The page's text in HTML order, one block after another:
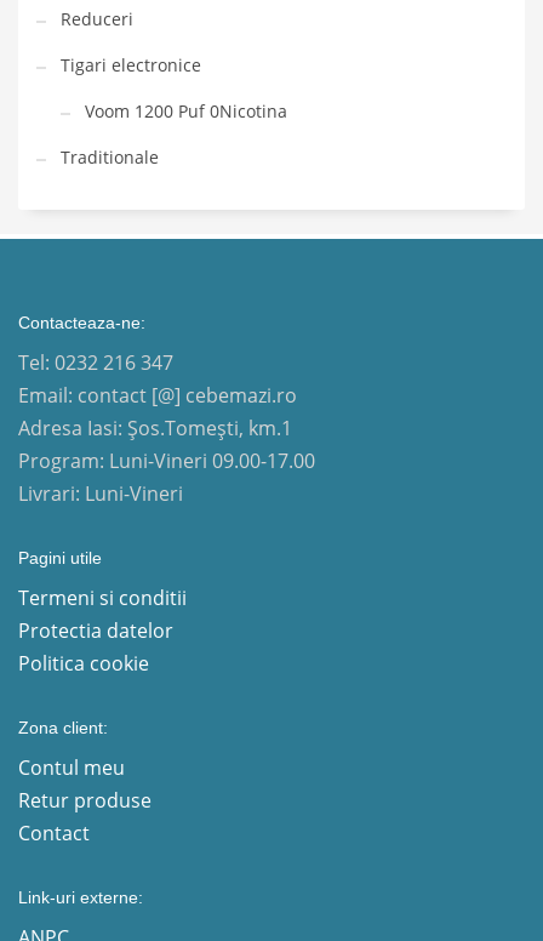
Reduceri
Tigari electronice
Voom 1200 Puf 0Nicotina
Traditionale
Contacteaza-ne:
Tel: 0232 216 347
Email: contact [@] cebemazi.ro
Adresa Iasi: Șos.Tomești, km.1
Program: Luni-Vineri 09.00-17.00
Livrari: Luni-Vineri
Pagini utile
Termeni si conditii
Protectia datelor
Politica cookie
Zona client:
Contul meu
Retur produse
Contact
Link-uri externe: